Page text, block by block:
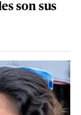
son sus